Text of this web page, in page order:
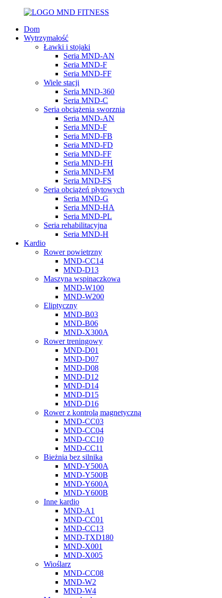
Dom
Wytrzymałość
Ławki i stojaki
Seria MND-AN
Seria MND-F
Seria MND-FF
Wiele stacji
Seria MND-360
Seria MND-C
Seria obciążenia sworznia
Seria MND-AN
Seria MND-F
Seria MND-FB
Seria MND-FD
Seria MND-FF
Seria MND-FH
Seria MND-FM
Seria MND-FS
Seria obciążeń płytowych
Seria MND-G
Seria MND-HA
Seria MND-PL
Seria rehabilitacyjna
Seria MND-H
Kardio
Rower powietrzny
MND-CC14
MND-D13
Maszyna wspinaczkowa
MND-W100
MND-W200
Eliptyczny
MND-B03
MND-B06
MND-X300A
Rower treningowy
MND-D01
MND-D07
MND-D08
MND-D12
MND-D14
MND-D15
MND-D16
Rower z kontrolą magnetyczną
MND-CC03
MND-CC04
MND-CC10
MND-CC11
Bieżnia bez silnika
MND-Y500A
MND-Y500B
MND-Y600A
MND-Y600B
Inne kardio
MND-A1
MND-CC01
MND-CC13
MND-TXD180
MND-X001
MND-X005
Wioślarz
MND-CC08
MND-W2
MND-W4